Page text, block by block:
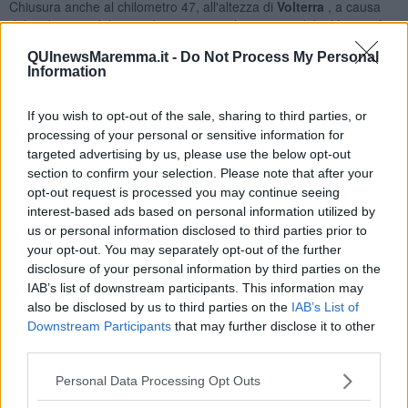
QUInewsMaremma.it - Do Not Process My Personal
Information
If you wish to opt-out of the sale, sharing to third parties, or
processing of your personal or sensitive information for
targeted advertising by us, please use the below opt-out
section to confirm your selection. Please note that after your
opt-out request is processed you may continue seeing
interest-based ads based on personal information utilized by
us or personal information disclosed to third parties prior to
your opt-out. You may separately opt-out of the further
disclosure of your personal information by third parties on the
IAB’s list of downstream participants. This information may
also be disclosed by us to third parties on the IAB’s List of
Downstream Participants that may further disclose it to other
Personal Data Processing Opt Outs
Chiusura anche al chilometro 47, all'altezza di Volterra , a causa
del cedimento del muro di protezione al corpo stradale. Lì a metà
Per via di una frana, invece, è stata chiusa in entrambe le direzioni
Monterotondo Marittimoun allagamento della carreggiata ha
portato alla chiusura in entrambe le direzioni dellastrada statale
398 Via Val di Corniadal chilometro 24,100 al chilometro 23. Il
transito è stato ripristinato nella tarda mattinata.
In tutti i casi sono state istituitedeviazionisul posto, dove sono
presenti le squadre Anas e le forze dell'ordine per la gestione della
viabilità e per ripristinare la circolazione il prima possibile.
Criticità anche sulla viabilità regionale e provinciale. Fra le
principali, gli allagamenti nell'Empolese della vecchiaSr 429 tra
Castelfiorentino e Certaldo .
A Massa Marittima lungo lastrada Massetana
è crollato un muro